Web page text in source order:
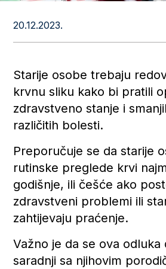
20.12.2023.
Starije osobe trebaju
krvnu sliku kako bi pratili
zdravstveno stanje i
različitih bolesti.
Preporučuje se da starije
rutinske preglede krvi
godišnje, ili češće ako
zdravstveni problemi ili
zahtijevaju praćenje.
Važno je da se ova odluka
saradnji sa njihovim